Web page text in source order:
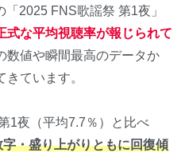
2025 FNS歌謡祭 第1夜」
式な平均視聴率が報じられて
数値や瞬間最高のデータか
ています。
1夜（平均7.7％）と比べ
・盛り上がりともに回復傾